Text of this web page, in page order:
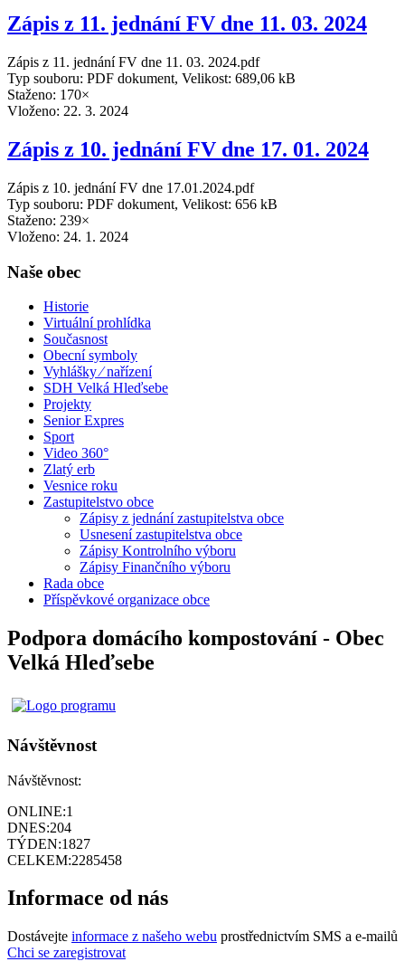
Zápis z 11. jednání FV dne 11. 03. 2024
Zápis z 11. jednání FV dne 11. 03. 2024.pdf
Typ souboru: PDF dokument, Velikost: 689,06 kB
Staženo: 170×
Vloženo: 22. 3. 2024
Zápis z 10. jednání FV dne 17. 01. 2024
Zápis z 10. jednání FV dne 17.01.2024.pdf
Typ souboru: PDF dokument, Velikost: 656 kB
Staženo: 239×
Vloženo: 24. 1. 2024
Naše obec
Historie
Virtuální prohlídka
Současnost
Obecní symboly
Vyhlášky ⁄ nařízení
SDH Velká Hleďsebe
Projekty
Senior Expres
Sport
Video 360°
Zlatý erb
Vesnice roku
Zastupitelstvo obce
Zápisy z jednání zastupitelstva obce
Usnesení zastupitelstva obce
Zápisy Kontrolního výboru
Zápisy Finančního výboru
Rada obce
Příspěvkové organizace obce
Podpora domácího kompostování - Obec
Velká Hleďsebe
Návštěvnost
Návštěvnost:
ONLINE:1
DNES:204
TÝDEN:1827
CELKEM:2285458
Informace od nás
Dostávejte informace z našeho webu prostřednictvím SMS a e-mailů
Chci se zaregistrovat